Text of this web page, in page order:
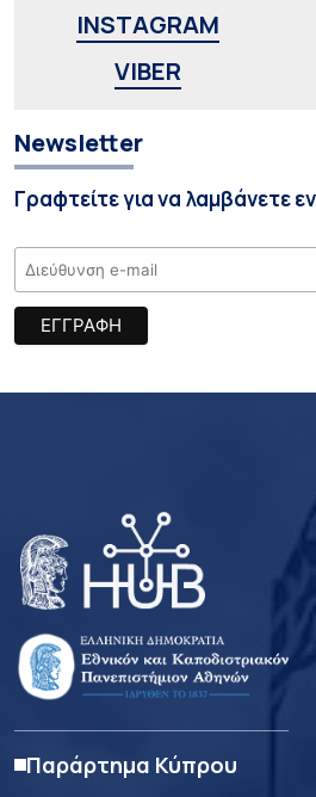
INSTAGRAM
VIBER
Newsletter
Γραφτείτε για να λαμβάνετε
Παράρτημα Κύπρου